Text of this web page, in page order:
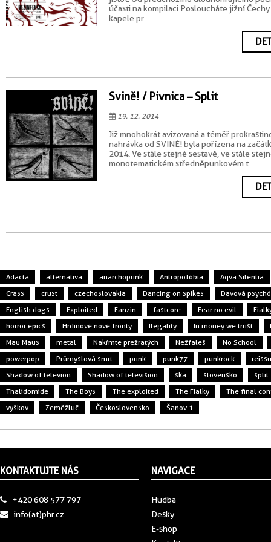
účasti na kompilaci Posloucháte jižní Čechy
kapele pr
Svině! / Pivnica – Split
19. 12. 2014
Již mnohokrát avizovaná a téměř
nahrávka od SVINĚ! byla pořízena na
2014. Ve stále stejné sestavě, ve stále
monotematickém středněpunkovém t
Adacta alternativa anarchopunk Antropofóbia
Aqva Silentia
Crass
crust czechoslovakia Dancing on spikes
Davová
English dogs
Exploited Fanzin fastcore Fear no evil
horror epics
Hrdinové nové fronty Ilegality In money we trust
Mau Maus
metal Nakŕmte prežratých Nežfaleš
No School
powerpop
Průmyslová smrt punk punk77 punkrock
Shadow of televion
Shadow of television ska slovensko
split
Thalidomide
The Boys The exploited The Fialky
The final
vyškov
Zeměžluč Československo Šanov 1
KONTAKTUJTE NÁS
+420 608 577 797
info(at)phr.cz
NAVIGACE
Hudba
Desky
E-shop